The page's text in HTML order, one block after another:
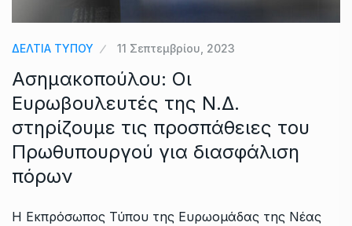
ΔΕΛΤΙΑ ΤΥΠΟΥ 11 Σεπτεμβρίου, 2023
Ασημακοπούλου: Οι
Ευρωβουλευτές της Ν.Δ.
στηρίζουμε τις προσπάθειες του
Πρωθυπουργού για διασφάλιση
πόρων
Η Εκπρόσωπος Τύπου της Ευρωομάδας της Νέας